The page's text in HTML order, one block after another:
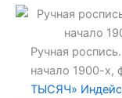
Ручная
начало 1900-х,
ТЫСЯЧ»